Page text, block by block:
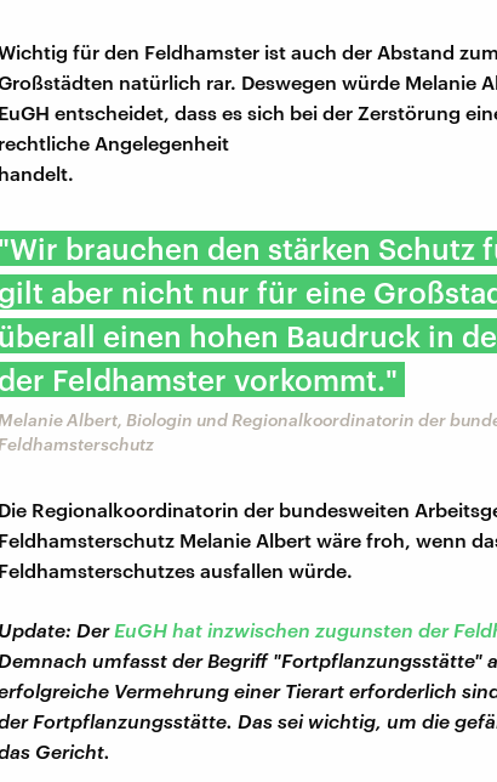
für den Feldhamster ist auch der Abstand
natürlich rar. Deswegen würde Melanie
EuGH entscheidet, dass es sich bei der Zerstörung
rechtliche Angelegenheit
handelt.
"Wir brauchen den stärken Schutz
gilt aber nicht nur für eine
überall einen hohen Baudruck in
der Feldhamster vorkommt."
Melanie Albert, Biologin und Regionalkoordinatorin der
Feldhamsterschutz
Die Regionalkoordinatorin der bundesweiten
Feldhamsterschutz Melanie Albert wäre froh, wenn
Feldhamsterschutzes ausfallen würde.
Update: Der EuGH hat inzwischen zugunsten der
Demnach umfasst der Begriff "Fortpflanzungsstätte"
Vermehrung einer Tierart erforderlich
Fortpflanzungsstätte. Das sei wichtig, um die
Gericht.